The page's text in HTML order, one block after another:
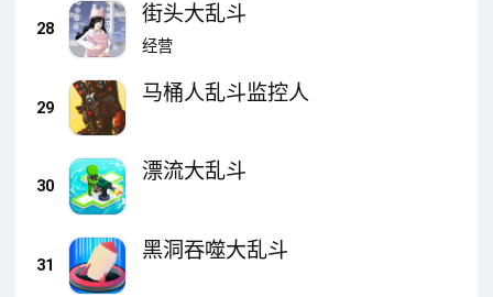
28
街头大乱斗
经营
29
马桶人乱斗监控人
30
漂流大乱斗
31
黑洞吞噬大乱斗